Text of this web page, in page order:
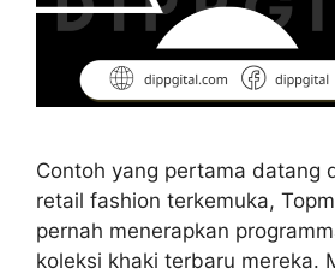
Contoh yang pertama datang
retail fashion terkemuka,
pernah menerapkan
koleksi khaki terbaru mereka.